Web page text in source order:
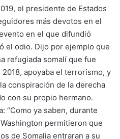
el presidente de Estados
más devotos en el
en el que difundió
el odio. Dijo por ejemplo que
refugiada somalí que fue
apoyaba el terrorismo, y
conspiración de la derecha
con su propio hermano.
“Como ya saben, durante
permitieron que
de Somalia entraran a su